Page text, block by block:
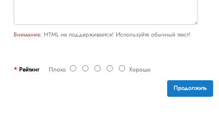
Внимание: HTML не поддерживается! Используйте обычный текст!
РейтингПлохо Хорошо
Продолжить